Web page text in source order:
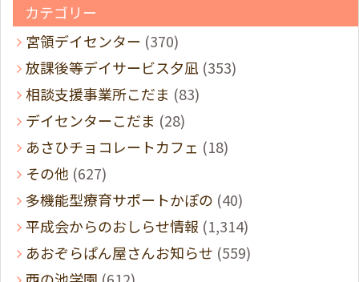
カテゴリー
宮領デイセンター (370)
放課後等デイサービス夕凪 (353)
相談支援事業所こだま (83)
デイセンターこだま (28)
あさひチョコレートカフェ (18)
その他 (627)
多機能型療育サポートかぽの (40)
平成会からのおしらせ情報 (1,314)
あおぞらぱん屋さんお知らせ (559)